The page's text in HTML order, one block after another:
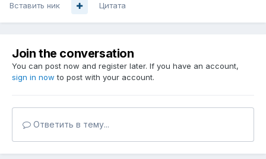
Вставить ник Цитата
Join the conversation
You can post now and register later. If you have an account,
sign in now to post with your account.
Ответить в тему...